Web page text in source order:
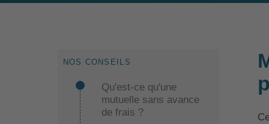
NOS CONSEILS
Qu'est-ce qu'une
mutuelle sans avance
de frais ?